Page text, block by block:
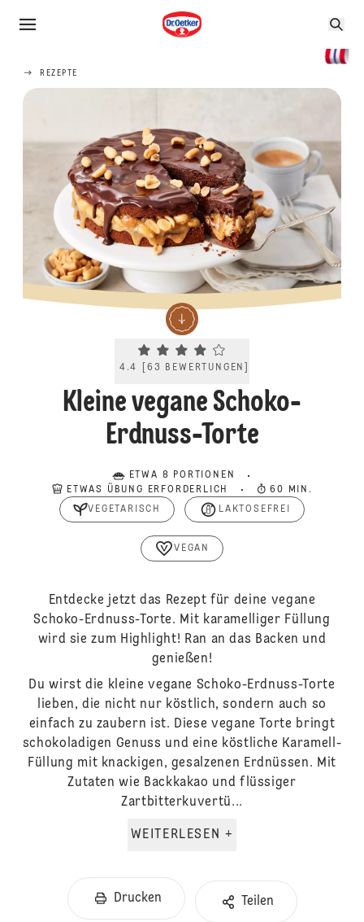
REZEPTE
Current rating 4.4. Click to rate.
4.4 [63 BEWERTUNGEN
Kleine vegane Schoko-
Erdnuss-Torte
ETWA 8 PORTIONEN
ETWAS ÜBUNG ERFORDERLICH
60 MIN.
VEGETARISCH
LAKTOSEFREI
VEGAN
Entdecke jetzt das Rezept für deine vegane
Schoko-Erdnuss-Torte. Mit karamelliger Füllung
wird sie zum Highlight! Ran an das Backen und
genießen!
Du wirst die kleine vegane Schoko-Erdnuss-Torte
lieben, die nicht nur köstlich, sondern auch so
einfach zu zaubern ist. Diese vegane Torte bringt
schokoladigen Genuss und eine köstliche Karamell-
Füllung mit knackigen, gesalzenen Erdnüssen. Mit
Zutaten wie Backkakao und flüssiger
Zartbitterkuvertü...
WEITERLESEN +
Drucken Teilen